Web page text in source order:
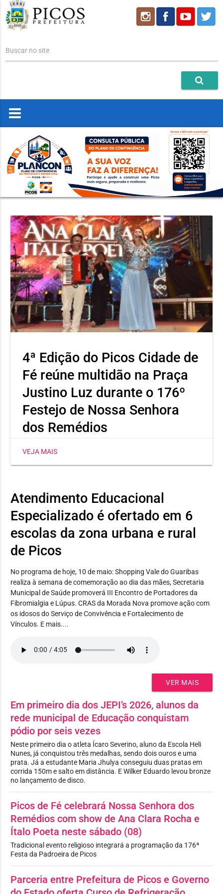
Buscar no site
4ª Edição do Picos Cidade de
Fé reúne multidão na Praça
Justino Luz durante o 176º
Festejo de Nossa Senhora
dos Remédios
Maria Clara Rocha, acompanhada de seu esposo Ítalo
Poeta e da banda Exército de Deus.
VEJA MAIS
Atendimento Educacional
Especializado é ofertado em 6
escolas da zona urbana e rural
de Picos
No programa de hoje, 10 de maio: Shopping Vale do Guaribas
realiza à semana de comemoração ao dia das mães, Secretaria
Municipal de Saúde promoverá III Encontro de Portadores da
Fibromialgia e Lúpus. CRAS da Morada Nova promove ação com
os idosos do Serviço de Convivência e Fortalecimento de
Vínculos. E mais....
VER MAIS
Em primeiro dia dos JEPI’s 2026, alunos da
rede municipal de Educação conquistam
pódio por seis vezes
Neste primeiro dia o atleta Ícaro Severino, aluno da Escola Heli
Nunes, já conquistou três medalhas, sendo dois ouros e uma
prata. Já a estudante Maria Jhulya conseguiu duas pratas em
corrida 150m e salto em distância. E Wilker Eduardo levou bronze
no lançamento de disco.
Picos de Fé celebrará Nossa Senhora dos
Remédios com show de Ana Clara Rocha e
Ítalo Poeta neste sábado (08)
Tradicional evento religioso integrará a programação da 176ª
Festa da Padroeira de Picos
Parceria entre Prefeitura de Picos e Governo